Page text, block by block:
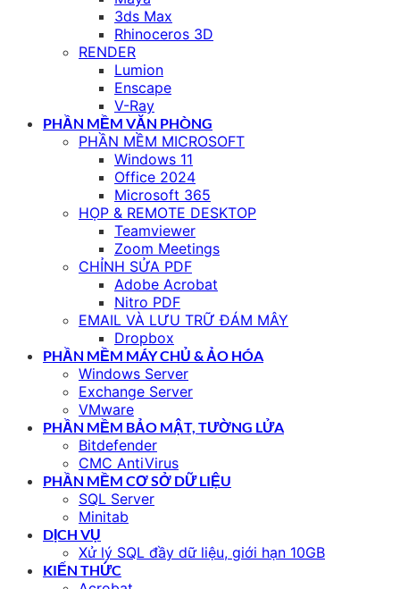
3ds Max
Rhinoceros 3D
RENDER
Lumion
Enscape
V-Ray
PHẦN MỀM VĂN PHÒNG
PHẦN MỀM MICROSOFT
Windows 11
Office 2024
Microsoft 365
HỌP & REMOTE DESKTOP
Teamviewer
Zoom Meetings
CHỈNH SỬA PDF
Adobe Acrobat
Nitro PDF
EMAIL VÀ LƯU TRỮ ĐÁM MÂY
Dropbox
PHẦN MỀM MÁY CHỦ & ẢO HÓA
Windows Server
Exchange Server
VMware
PHẦN MỀM BẢO MẬT, TƯỜNG LỬA
Bitdefender
CMC AntiVirus
PHẦN MỀM CƠ SỞ DỮ LIỆU
SQL Server
Minitab
DỊCH VỤ
Xử lý SQL đầy dữ liệu, giới hạn 10GB
KIẾN THỨC